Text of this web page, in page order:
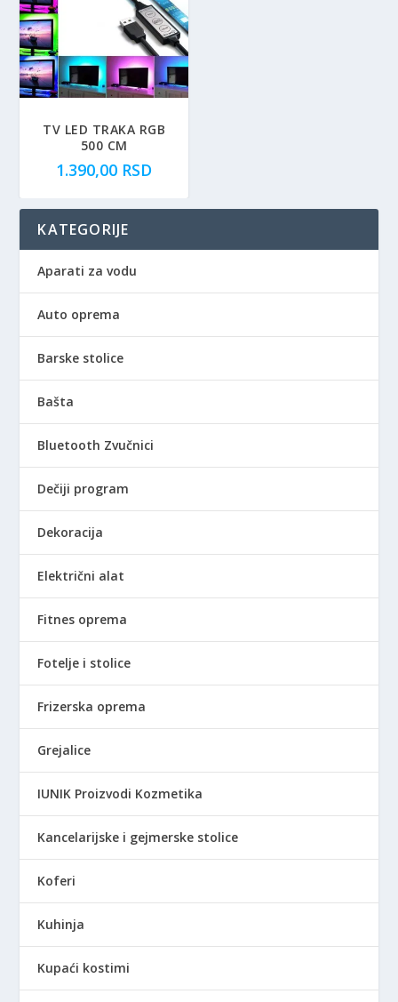
TV LED TRAKA RGB
500 CM
1.390,00 RSD
KATEGORIJE
Aparati za vodu
Auto oprema
Barske stolice
Bašta
Bluetooth Zvučnici
Dečiji program
Dekoracija
Električni alat
Fitnes oprema
Fotelje i stolice
Frizerska oprema
Grejalice
IUNIK Proizvodi Kozmetika
Kancelarijske i gejmerske stolice
Koferi
Kuhinja
Kupaći kostimi